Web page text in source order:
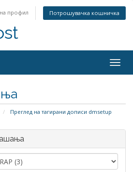
на профил Потрошувачка кошничка
Преглед на тагирани дописи dmsetup